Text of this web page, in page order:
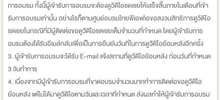
การอบรม ทั้งนี้ผู้เข้ารับการอบรมจะต้องดูวีดีโอชดเชยให้เสร็จสิ้นภายในเดือนที่เข้า
รับการอบรมเท่านั้น อย่างไรก็ตามศูนย์อบรมไทยพีเอฟเอขอสงวนสิทธิการดูวีดีโอ
ชดเชยในกรณีที่มีผู้ติดต่อขอดูวีดีโอชดเชยเต็มจำนวนที่กำหนด โดยผู้เข้ารับการ
อบรมต้องได้รับอีเมล์กลับเพื่อเป็นการยืนยันวันที่ในการดูวีดีโอย้อนหลังอีกครั้ง
3. ผู้เข้ารับการอบรมจะได้รับ E-mail แจ้งสถานที่ดูวีดีโอย้อนหลัง ก่อนวันที่กำหนด
3 วันทำการ
4. เนื่องจากมีผู้เข้ารับการอบรมที่ขาดอบรมจำนวนมากทำการติดต่อขอดูวีดีโอ
ย้อนหลัง แต่ไม่ได้มาดูวีดีโอตามวันและเวลาที่กำหนด ส่งผลทำให้ผู้เข้ารับการอบรม